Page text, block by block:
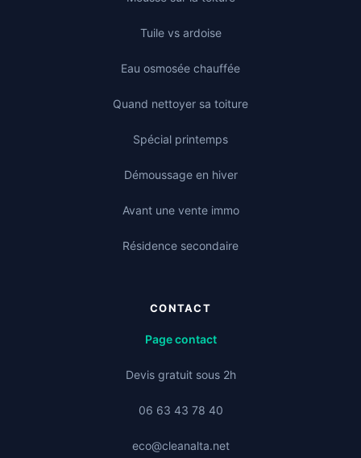
Tuile vs ardoise
Eau osmosée chauffée
Quand nettoyer sa toiture
Spécial printemps
Démoussage en hiver
Avant une vente immo
Résidence secondaire
CONTACT
Page contact
Devis gratuit sous 2h
06 63 43 78 40
eco@cleanalta.net